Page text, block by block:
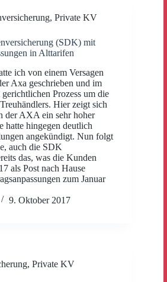
, Private KV
(SDK) mit
in Alttarifen
ich von einem Versagen
Axa geschrieben und im
Prozess um die
Hier zeigt sich
der AXA ein sehr hoher
hatte hingegen deutlich
angekündigt. Nun folgt
auch die SDK
das, was die Kunden
als Post nach Hause
zum Januar
9. Oktober 2017
, Private KV